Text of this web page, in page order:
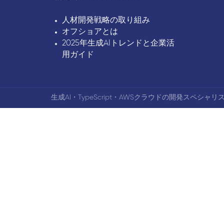
人材開発戦略の取り組み
オフショアとは
2025年生成AIトレンドと企業活
用ガイド
生成AI・TypeScript・AWSクラウドの開発スペシャリ